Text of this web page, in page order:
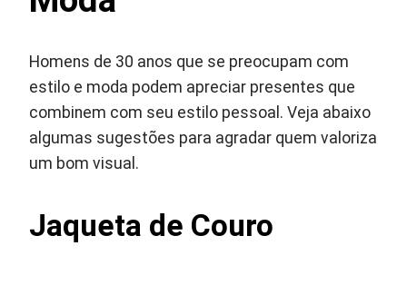
Homens de 30 anos que se preocupam com
estilo e moda podem apreciar presentes que
combinem com seu estilo pessoal. Veja abaixo
algumas sugestões para agradar quem valoriza
um bom visual.
Jaqueta de Couro